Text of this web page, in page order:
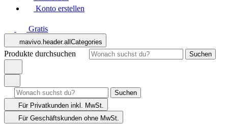
Konto erstellen
Gratis
mavivo.header.allCategories
Produkte durchsuchen Suchen
Suchen
Für Privatkunden inkl. MwSt.
Für Geschäftskunden ohne MwSt.